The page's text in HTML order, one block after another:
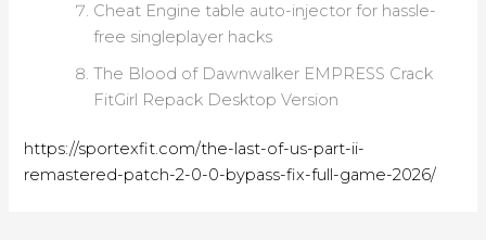
Cheat Engine table auto-injector for hassle-
free singleplayer hacks
The Blood of Dawnwalker EMPRESS Crack
FitGirl Repack Desktop Version
https://sportexfit.com/the-last-of-us-part-ii-
remastered-patch-2-0-0-bypass-fix-full-game-2026/